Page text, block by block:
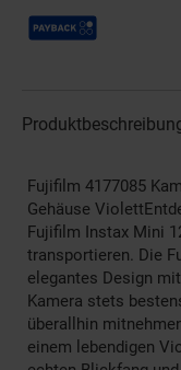
Payback Punkte
Fujifilm 4177085
Gehäuse
Fujifilm Instax Mini
transportieren. Die
elegantes Design
Kamera stets
überallhin
einem lebendigen